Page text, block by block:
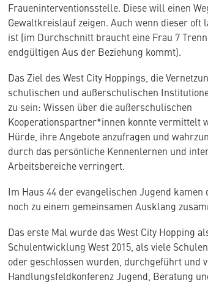
Fraueninterventionsstelle. Diese will einen
Gewaltkreislauf zeigen. Auch wenn dieser oft
ist (im Durchschnitt braucht eine Frau 7
endgültigen Aus der Beziehung kommt).
Das Ziel des West City Hoppings, die
schulischen und außerschulischen
zu sein: Wissen über die außerschulischen
Kooperationspartner*innen konnte vermittelt
Hürde, ihre Angebote anzufragen und
durch das persönliche Kennenlernen und
Arbeitsbereiche verringert.
Im Haus 44 der evangelischen Jugend kamen
noch zu einem gemeinsamen Ausklang
Das erste Mal wurde das West City Hopping
Schulentwicklung West 2015, als viele
oder geschlossen wurden, durchgeführt und
Handlungsfeldkonferenz Jugend, Beratung